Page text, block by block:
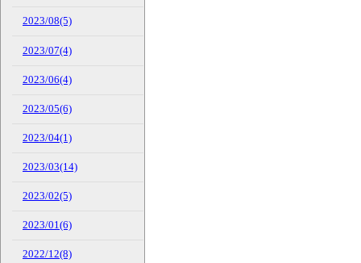
2023/08(5)
2023/07(4)
2023/06(4)
2023/05(6)
2023/04(1)
2023/03(14)
2023/02(5)
2023/01(6)
2022/12(8)